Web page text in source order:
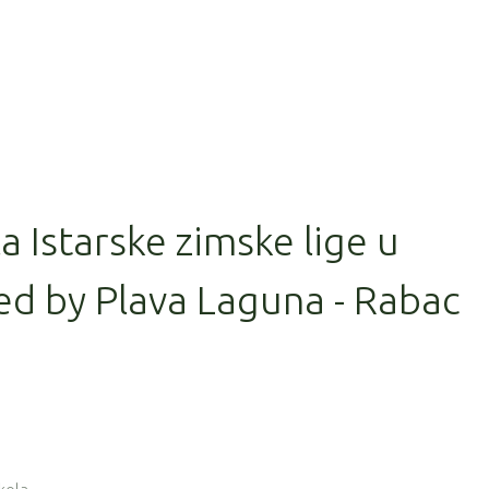
Istarske zimske lige u
by Plava Laguna - Rabac